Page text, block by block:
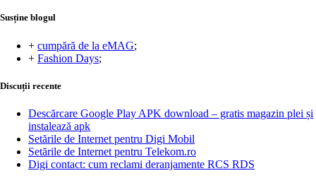
Susține blogul
+ cumpără de la eMAG;
+ Fashion Days;
Discuții recente
Descărcare Google Play APK download – gratis magazin plei și
instalează apk
Setările de Internet pentru Digi Mobil
Setările de Internet pentru Telekom.ro
Digi contact: cum reclami deranjamente RCS RDS